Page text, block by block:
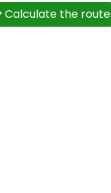
Calculate the route